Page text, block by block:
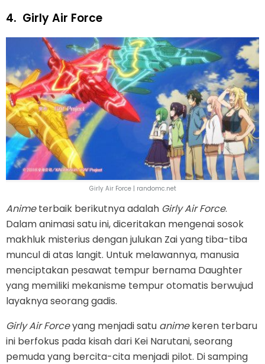
4. Girly Air Force
Girly Air Force | randomc.net
Animeterbaik berikutnya adalah Girly Air Force.
Dalam animasi satu ini, diceritakan mengenai sosok
makhluk misterius dengan julukan Zai yang tiba-tiba
muncul di atas langit. Untuk melawannya, manusia
menciptakan pesawat tempur bernama Daughter
yang memiliki mekanisme tempur otomatis berwujud
layaknya seorang gadis.
Girly Air Forceyang menjadi satu animekeren terbaru
ini berfokus pada kisah dari Kei Narutani, seorang
pemuda yang bercita-cita menjadi pilot. Di samping